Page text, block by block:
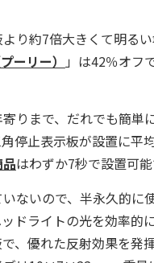
り約7倍大きくて明る
ーリー）
」は42％オフ
りまで、だれでも簡単
停止表示板が設置に平
はわずか7秒で設置可能
ないので、半永久的に
ドライトの光を効率的
、優れた反射効果を発